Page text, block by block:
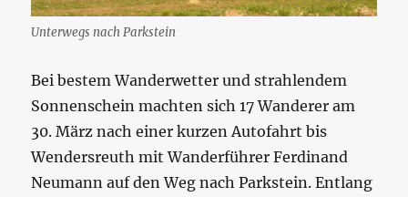
Unterwegs nach Parkstein
Bei bestem Wanderwetter und strahlendem
Sonnenschein machten sich 17 Wanderer am
30. März nach einer kurzen Autofahrt bis
Wendersreuth mit Wanderführer Ferdinand
Neumann auf den Weg nach Parkstein. Entlang